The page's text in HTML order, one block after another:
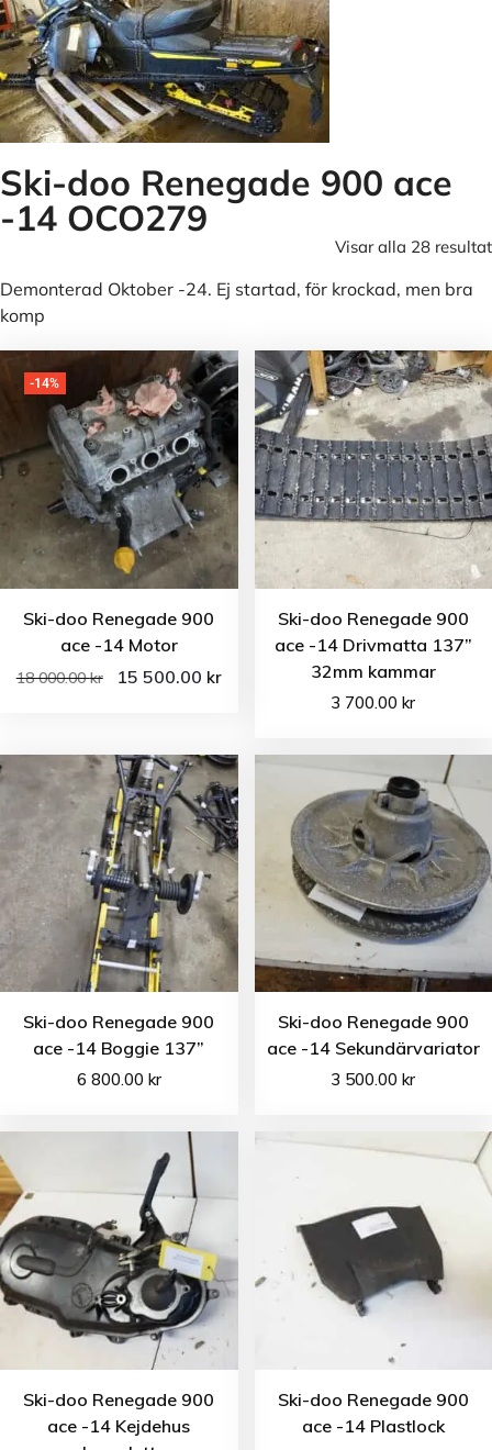
Ski-doo Renegade 900 ace
-14 OCO279
Visar alla 28 resultat
Demonterad Oktober -24. Ej startad, för krockad, men bra
komp
-14%
Ski-doo Renegade 900
ace -14 Motor
18 000.00kr 15 500.00 kr
Ski-doo Renegade 900
ace -14 Drivmatta 137”
32mm kammar
3 700.00kr
Ski-doo Renegade 900
ace -14 Boggie 137”
6 800.00 kr
Ski-doo Renegade 900
ace -14 Sekundärvariator
3 500.00kr
Ski-doo Renegade 900
ace -14 Kejdehus
Ski-doo Renegade 900
ace -14 Plastlock